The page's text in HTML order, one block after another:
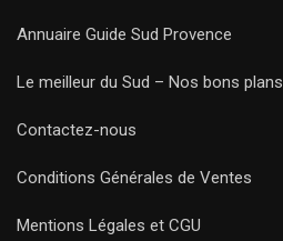
Annuaire Guide Sud Provence
Le meilleur du Sud – Nos bons plans
Contactez-nous
Conditions Générales de Ventes
Mentions Légales et CGU